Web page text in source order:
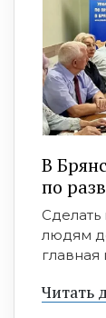
В
по
людям
главная
Читать